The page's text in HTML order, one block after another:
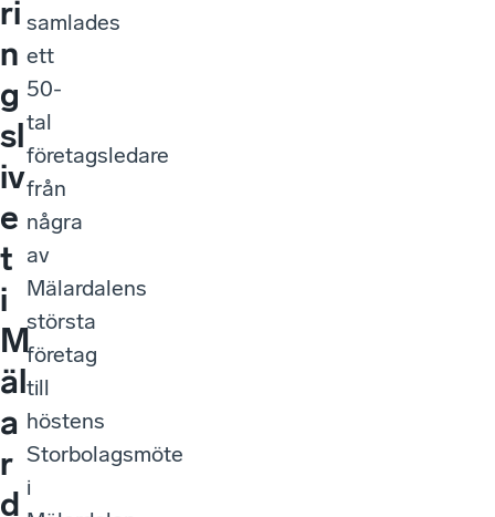
ri
n
g
sl
iv
e
t
i
M
äl
a
r
d
samlades
ett
50-
tal
företagsledare
från
några
av
Mälardalens
största
företag
till
höstens
Storbolagsmöte
i